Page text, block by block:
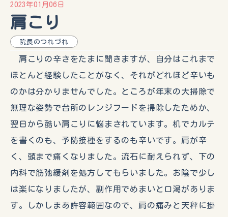
2023年01月06日
肩こり
院長のつれづれ
肩こりの辛さをたまに聞きますが、自分はこれまで
ほとんど経験したことがなく、それがどれほど辛いも
のかは分かりませんでした。ところが年末の大掃除で
無理な姿勢で台所のレンジフードを掃除したためか、
翌日から酷い肩こりに悩まされています。机でカルテ
を書くのも、予防接種をするのも辛いです。肩が辛
く、頭まで痛くなりました。流石に耐えられず、下の
内科で筋弛緩剤を処方してもらいました。お陰で少し
は楽になりましたが、副作用でめまいと口渇がありま
す。しかしまあ許容範囲なので、肩の痛みと天秤に掛